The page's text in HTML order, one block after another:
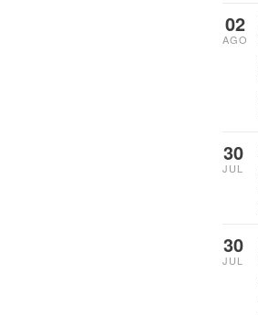
02
AGO
30
JUL
30
JUL